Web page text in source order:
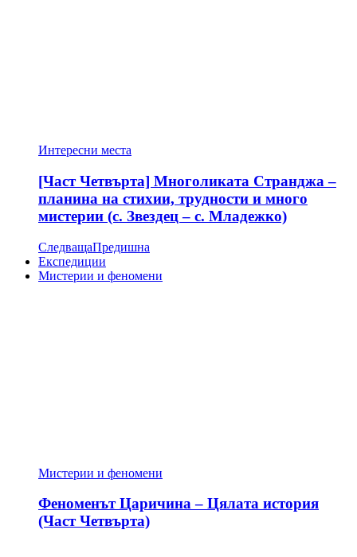
Интересни места
[Част Четвърта] Многоликата Странджа –
планина на стихии, трудности и много
мистерии (с. Звездец – с. Младежко)
СледващаПредишна
Експедиции
Мистерии и феномени
Мистерии и феномени
Феноменът Царичина – Цялата история
(Част Четвърта)